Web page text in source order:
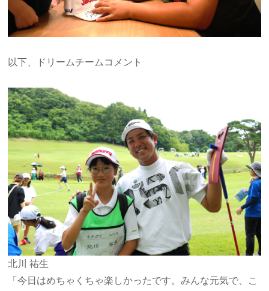
以下、ドリームチームコメント
北川 祐生
「今日はめちゃくちゃ楽しかったです。みんな元気で、こ